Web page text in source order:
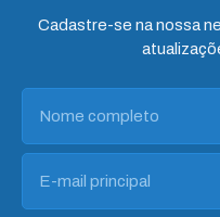
Cadastre-se na nossa